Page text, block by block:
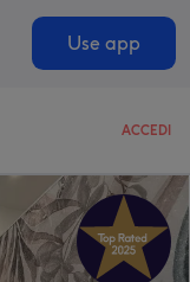
Use app
ACCEDI